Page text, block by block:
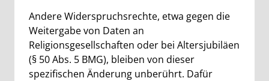
Andere Widerspruchsrechte, etwa gegen die
Weitergabe von Daten an
Religionsgesellschaften oder bei Altersjubiläen
(§ 50 Abs. 5 BMG), bleiben von dieser
spezifischen Änderung unberührt. Dafür